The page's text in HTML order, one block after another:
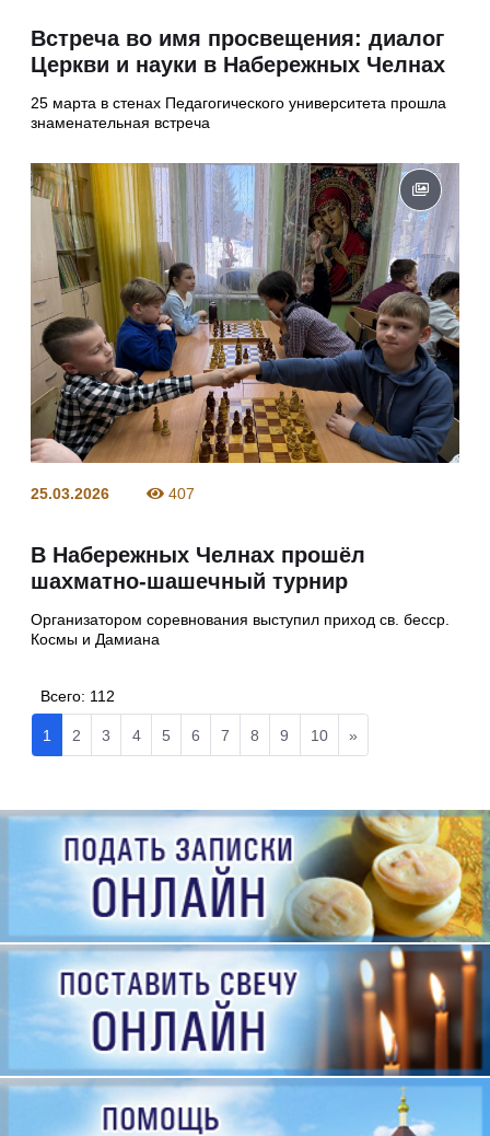
Встреча во имя просвещения: диалог
Церкви и науки в Набережных Челнах
25 марта в стенах Педагогического университета прошла
знаменательная встреча
25.03.2026 407
В Набережных Челнах прошёл
шахматно-шашечный турнир
Организатором соревнования выступил приход св. бесср.
Космы и Дамиана
Всего: 112
1 2 3 4 5 6 7 8 9 10 »